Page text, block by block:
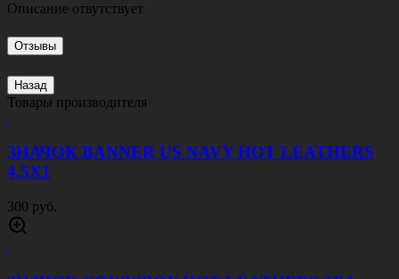
Описание отвутствует
Отзывы
Назад
Товары производителя
ЗНАЧОК BANNER US NAVY HOT LEATHERS
4,5Х1
300 руб.